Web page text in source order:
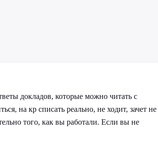
докладов, которые можно читать с
на кр списать реально, не ходит, зачет не
того, как вы работали. Если вы не